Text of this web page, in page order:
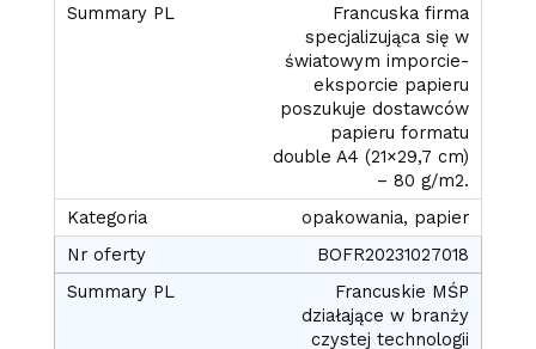
Francuska firma
specjalizująca się w
światowym imporcie-
eksporcie papieru
poszukuje dostawców
papieru formatu
double A4 (21×29,7 cm)
– 80 g/m2.
opakowania, papier
BOFR20231027018
Francuskie MŚP
działające w branży
czystej technologii